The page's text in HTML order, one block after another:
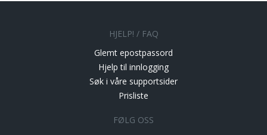
HJELP! / FAQ
Glemt epostpassord
Hjelp til innlogging
Søk i våre supportsider
Prisliste
FØLG OSS